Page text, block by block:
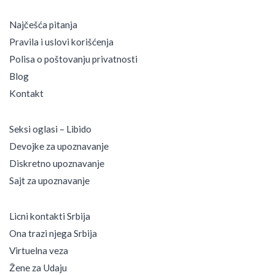
e
e
d
e
v
o
e
Najčešća pitanja
Pravila i uslovi korišćenja
Polisa o poštovanju privatnosti
Blog
Kontakt
Seksi oglasi – Libido
Devojke za upoznavanje
Diskretno upoznavanje
Sajt za upoznavanje
Licni kontakti Srbija
Ona trazi njega Srbija
Virtuelna veza
Žene za Udaju